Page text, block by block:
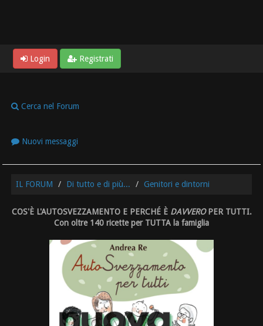
Login Registrati
Cerca nel Forum
Nuovi messaggi
IL FORUM Di tutto e di più... Genitori e dintorni
COS'È L'AUTOSVEZZAMENTO E PERCHÉ È DAVVEROPER TUTTI.
Con oltre 140 ricette per TUTTA la famiglia